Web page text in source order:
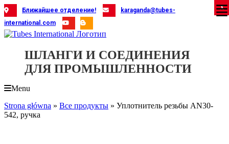
Skip
to
content
Ближайшее отделение!
karaganda@tubes-
international.com
ШЛАНГИ И СОЕДИНЕНИЯ
ДЛЯ ПРОМЫШЛЕННОСТИ
Menu
Strona główna » Все продукты » Уплотнитель резьбы AN30-
542, ручка
X
X
X
X
X
X
X
X
X
X
X
X
X
X
X
X
X
X
X